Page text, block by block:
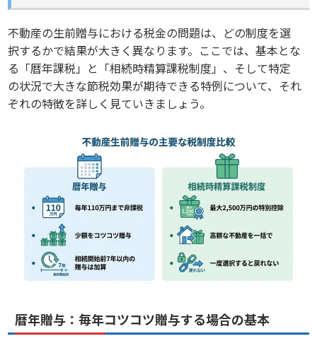
不動産の生前贈与における税金の問題は、どの制度を選
択するかで結果が大きく異なります。ここでは、基本とな
る「暦年課税」と「相続時精算課税制度」、そして特定
の状況で大きな節税効果が期待できる特例について、それ
ぞれの特徴を詳しく見ていきましょう。
暦年贈与：毎年コツコツ贈与する場合の基本